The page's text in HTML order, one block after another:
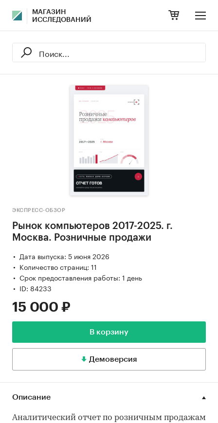
МАГАЗИН
ИССЛЕДОВАНИЙ
ЭКСПРЕСС-ОБЗОР
Рынок компьютеров 2017-2025. г.
Москва. Розничные продажи
Дата выпуска: 5 июня 2026
Количество страниц: 11
Срок предоставления работы: 1 день
ID: 84233
15 000 ₽
В корзину
Демоверсия
Описание
Аналитический отчет по розничным продажам